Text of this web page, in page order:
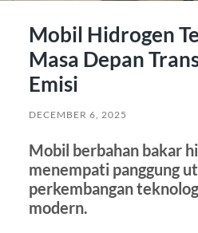
Mobil Hidrogen
Masa Depan
Emisi
DECEMBER 6, 2025
Mobil berbahan bakar
menempati panggung
perkembangan
modern.